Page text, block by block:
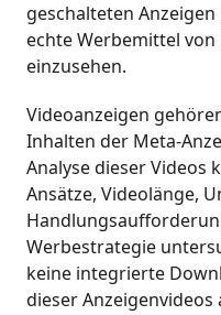
geschalteten
echte Werbemittel
einzusehen.
Videoanzeigen
Inhalten der Meta-
Analyse dieser Videos
Ansätze, Videolänge,
Werbestrategie
keine integrierte
dieser Anzeigenvideos